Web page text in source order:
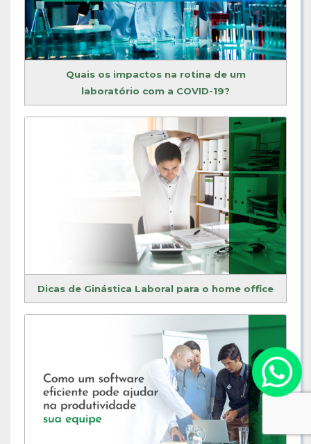
Quais os impactos na rotina de um
laboratório com a COVID-19?
Dicas de Ginástica Laboral para o home office